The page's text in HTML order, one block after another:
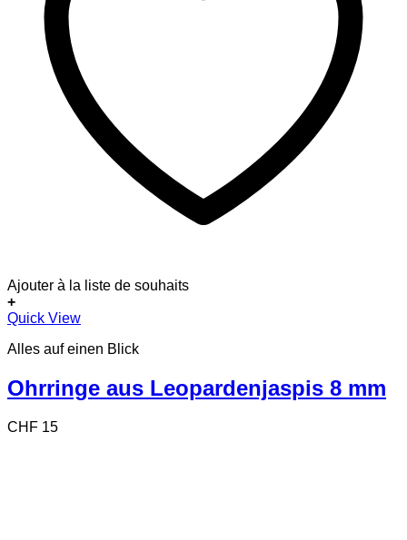
Ajouter à la liste de souhaits
+
Quick View
Alles auf einen Blick
Ohrringe aus Leopardenjaspis 8 mm
CHF 15